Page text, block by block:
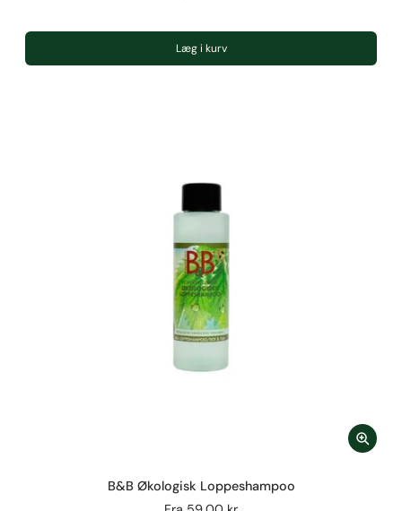
Læg i kurv
B&B Økologisk Loppeshampoo